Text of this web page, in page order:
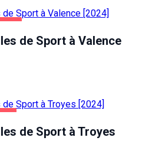
de Sport à Valence
de Sport à Troyes